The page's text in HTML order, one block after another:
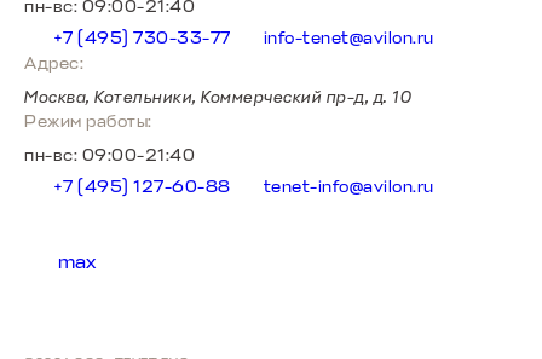
пн-вс: 09:00-21:40
+7 (495) 730-33-77
info-tenet@avilon.ru
Адрес:
Москва, Котельники, Коммерческий пр-д, д. 10
Режим работы:
пн-вс: 09:00-21:40
+7 (495) 127-60-88
tenet-info@avilon.ru
max